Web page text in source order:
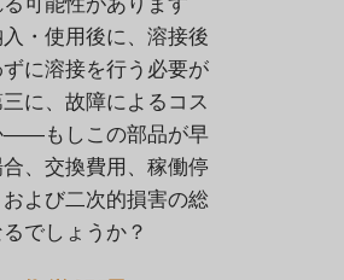
・使用後に、溶接後
に溶接を行う必要が
に、故障によるコス
――もしこの部品が早
、交換費用、稼働停
よび二次的損害の総
でしょうか？